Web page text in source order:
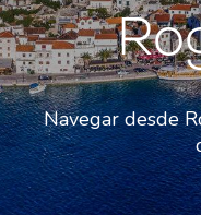
Navegar desde